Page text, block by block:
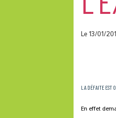
Le 13/01/
LA DÉFAITE EST
En effet